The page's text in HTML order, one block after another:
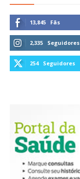
13,845 Fãs
2,335 Seguidores
254 Seguidores